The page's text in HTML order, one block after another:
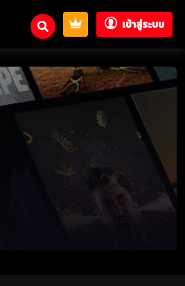
เข้าสู่ระบบ